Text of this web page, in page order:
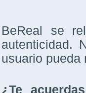
BeReal se
autenticidad.
usuario pueda
¿Te